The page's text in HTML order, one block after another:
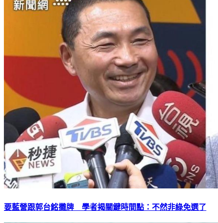
要藍營跟郭台銘攤牌 學者揭關鍵時間點：不然非綠免選了